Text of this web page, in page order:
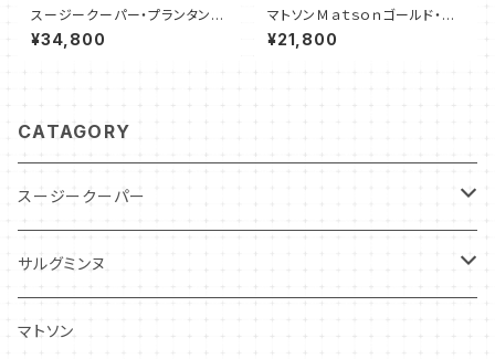
スージークーパー・プランタン・
ポット（ブルー・19センチ）SCPR
0018
¥34,800
マトソンＭａｔｓｏｎゴールド・ジ
ュエリーボックス（MTJB002
6）
¥21,800
CATAGORY
スージークーパー
パトリシアローズ
ドレスデンスプレイ
サルグミンヌ
ニーナローサ
マトソン